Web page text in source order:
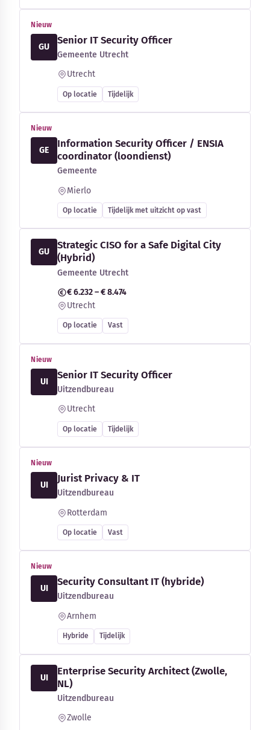
Nieuw
GU
Senior IT Security Officer
Gemeente Utrecht
Utrecht
Op locatie Tijdelijk
Nieuw
GE
Information Security Officer / ENSIA
coordinator (loondienst)
Gemeente
Mierlo
Op locatie Tijdelijk met uitzicht op vast
GU
Strategic CISO for a Safe Digital City
(Hybrid)
Gemeente Utrecht
€ 6.232 – € 8.474
Utrecht
Op locatie Vast
Nieuw
UI
Senior IT Security Officer
Uitzendbureau
Utrecht
Op locatie Tijdelijk
Nieuw
UI
Jurist Privacy & IT
Uitzendbureau
Rotterdam
Op locatie Vast
Nieuw
UI
Security Consultant IT (hybride)
Uitzendbureau
Arnhem
Hybride Tijdelijk
UI
Enterprise Security Architect (Zwolle,
NL)
Uitzendbureau
Zwolle